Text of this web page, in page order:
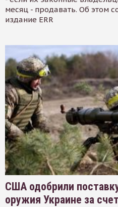
месяц - продавать. Об этом
издание ERR
США одобрили
оружия Украине за